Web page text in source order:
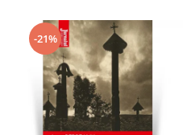
-21%